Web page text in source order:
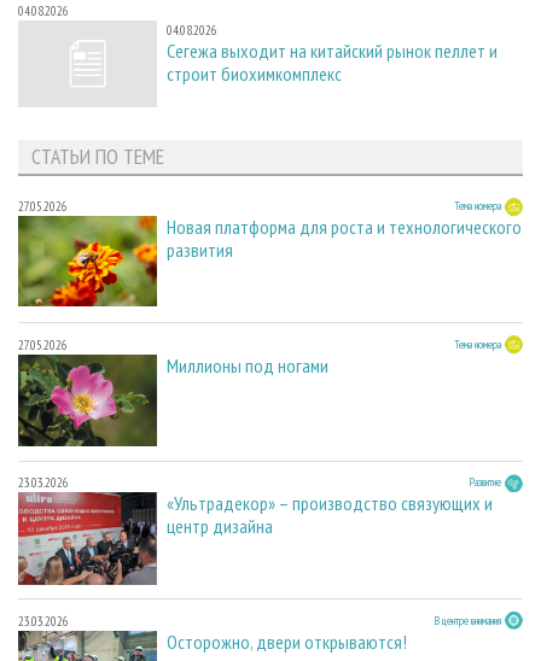
04.08.2026
04.08.2026
Сегежа выходит на китайский рынок пеллет и
строит биохимкомплекс
СТАТЬИ ПО ТЕМЕ
27.05.2026 Тема номера
Новая платформа для роста и технологического
развития
27.05.2026 Тема номера
Миллионы под ногами
23.03.2026 Развитие
«Ультрадекор» – производство связующих и
центр дизайна
23.03.2026 В центре внимания
Осторожно, двери открываются!